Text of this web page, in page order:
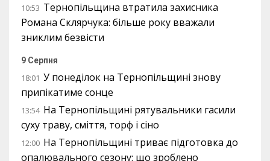
10:53 Тернопільщина втратила захисника
Романа Склярчука: більше року вважали
зниклим безвісти
9 Серпня
18:01 У понеділок на Тернопільщині знову
припікатиме сонце
13:54 На Тернопільщині рятувальники гасили
суху траву, сміття, торф і сіно
12:00 На Тернопільщині триває підготовка до
опалювального сезону: що зроблено